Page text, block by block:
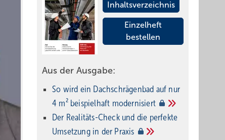
Inhaltsverzeichnis
Einzelheft
bestellen
Aus der Ausgabe:
So wird ein Dach­schrägenbad auf nur
4 m² beispielhaft modernisiert
Der Realitäts-Check und die perfekte
Umsetzung in der Praxis